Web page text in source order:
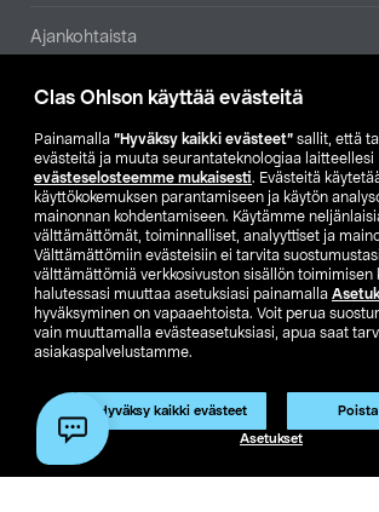
Clas Ohlson käyttää evästeitä
Painamalla ”Hyväksy kaikki evästeet” sallit, että
evästeitä ja muuta seurantateknologiaa laitteellesi
evästeselosteemme mukaisesti. Evästeitä
käyttökokemuksen parantamiseen ja käytön
mainonnan kohdentamiseen. Käytämme
välttämättömät, toiminnalliset, analyyttiset ja
Välttämättömiin evästeisiin ei tarvita
välttämättömiä verkkosivuston sisällön toimimisen
halutessasi muuttaa asetuksiasi painamalla
hyväksyminen on vapaaehtoista. Voit perua
vain muuttamalla evästeasetuksiasi, apua saat
asiakaspalvelustamme.
Hyväksy kaikki evästeet
Asetukset
Ajankohtaista
Muut yrityksemme
Etsi myymälä
SE NO FI
FI SV
Club Clas Ostoehdot
Näytä hinnat ilman ALV:a